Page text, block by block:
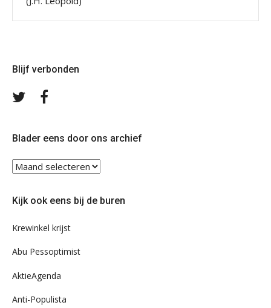
Blijf verbonden
Volg
Blader eens door ons archief
Blader
ons
Kijk ook eens bij de buren
Krewinkel krijst
Abu Pessoptimist
AktieAgenda
Anti-Populista